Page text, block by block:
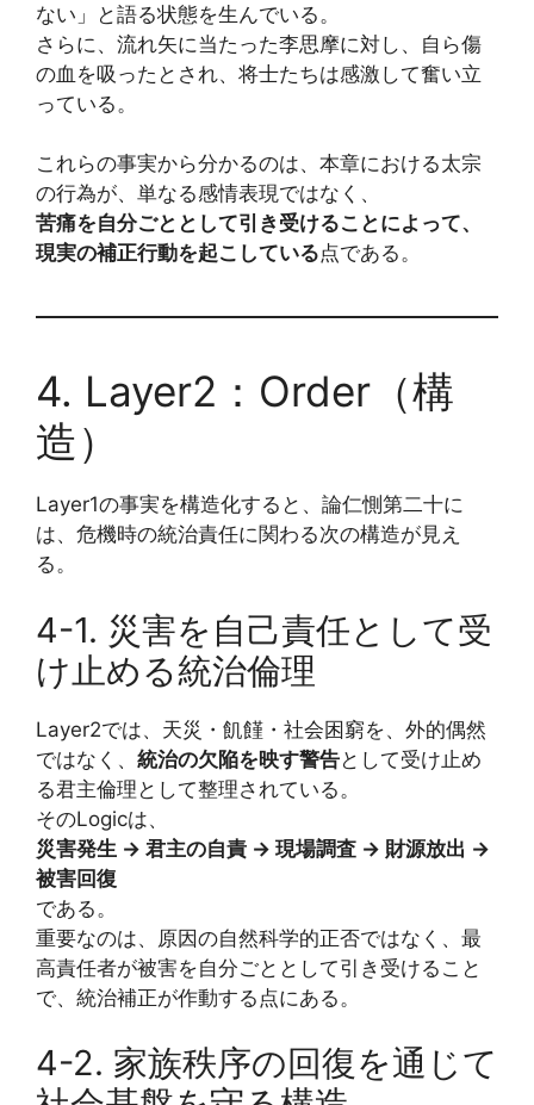
ない」と語る状態を生んでいる。
さらに、流れ矢に当たった李思摩に対し、自ら傷
の血を吸ったとされ、将士たちは感激して奮い立
っている。
これらの事実から分かるのは、本章における太宗
の行為が、単なる感情表現ではなく、
苦痛を自分ごととして引き受けることによって、
現実の補正行動を起こしている点である。
4. Layer2：Order（構
造）
Layer1の事実を構造化すると、論仁惻第二十に
は、危機時の統治責任に関わる次の構造が見え
る。
4-1. 災害を自己責任として受
け止める統治倫理
Layer2では、天災・飢饉・社会困窮を、外的偶然
ではなく、 統治の欠陥を映す警告として受け止め
る君主倫理として整理されている。
そのLogicは、
災害発生 → 君主の自責 → 現場調査 → 財源放出 →
被害回復
である。
重要なのは、原因の自然科学的正否ではなく、最
高責任者が被害を自分ごととして引き受けること
で、統治補正が作動する点にある。
4-2. 家族秩序の回復を通じて